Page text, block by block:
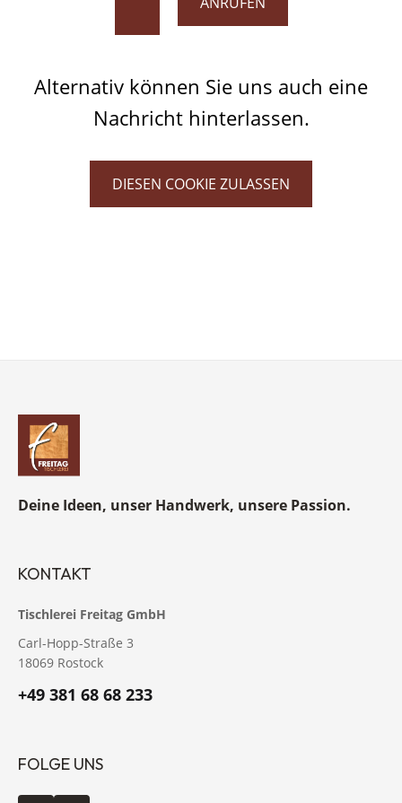
Alternativ können Sie uns auch eine
Nachricht hinterlassen.
DIESEN COOKIE ZULASSEN
Deine Ideen, unser Handwerk, unsere Passion.
KONTAKT
Tischlerei Freitag GmbH
Carl-Hopp-Straße 3
18069 Rostock
+49 381 68 68 233
FOLGE UNS